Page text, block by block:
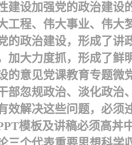
设加强党的政治建设
程、伟大事业、伟大
政治建设，形成了
加大力度抓，形成了
意见党课教育专题
忽规政治、淡化政
解决这些问题，必须
模板及讲稿必须高丼